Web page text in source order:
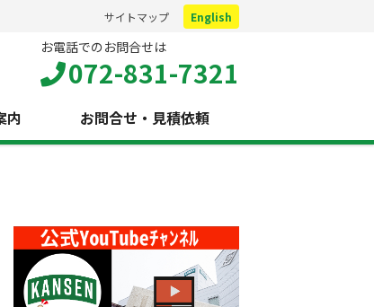
サイトマップ English
お電話でのお問合せは
072-831-7321
内 お問合せ・見積依頼